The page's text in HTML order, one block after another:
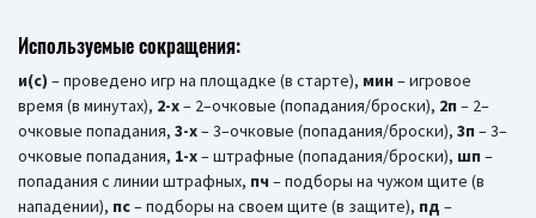
Используемые сокращения:
и(c) – проведено игр на площадке (в старте), мин – игровое
время (в минутах), 2-х– 2–очковые (попадания/броски), 2п – 2–
очковые попадания, 3-х– 3–очковые (попадания/броски), 3п – 3–
очковые попадания, 1-x– штрафные (попадания/броски), шп –
попадания с линии штрафных, пч – подборы на чужом щите (в
нападении), пс– подборы на своем щите (в защите), пд –